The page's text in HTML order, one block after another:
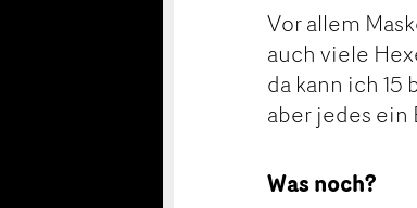
Vor allem
auch viele
da kann ich 15
aber jedes ein
Was noch?